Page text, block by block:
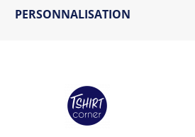
PERSONNALISATION